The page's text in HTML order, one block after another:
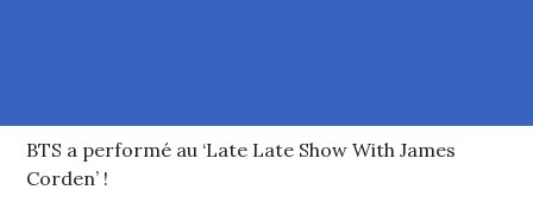
BTS a performé au ‘Late Late Show With James
Corden’ !